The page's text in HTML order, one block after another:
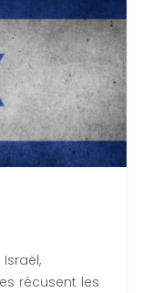
2018
2019
2020
récusent les